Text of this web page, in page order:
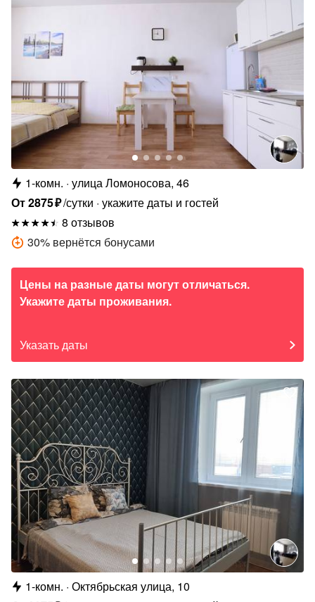
1-комн. улица Ломоносова, 46
От2875₽/сутки укажите даты и гостей
8 отзывов
30% вернётся бонусами
Цены на разные даты могут отличаться.
Укажите даты проживания.
Указать даты
1-комн. Октябрьская улица, 10